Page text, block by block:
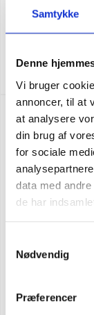
Samtykke
Denne
Vi bruger
annoncer, til at
at analysere
din brug af
for sociale
data med
de har
Nødvendig
Præferencer
SEK 548,75m. moms